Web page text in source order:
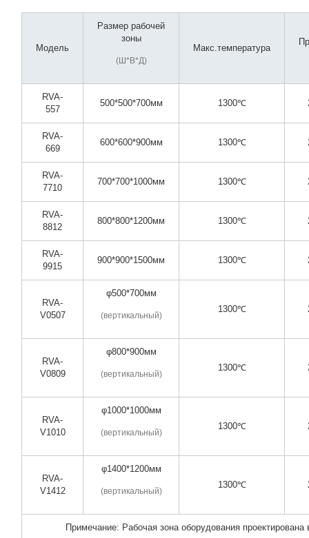
Модель
Размер рабочей
зоны
(Ш*В*Д)
Макс.температура
RVA-
557
500*500*700мм 1300℃
RVA-
669
600*600*900мм 1300℃
RVA-
7710
700*700*1000мм 1300℃
RVA-
8812
800*800*1200мм 1300℃
RVA-
9915
900*900*1500мм 1300℃
RVA-
V0507
φ500*700мм
(вертикальный)
1300℃
RVA-
V0809
φ800*900мм
(вертикальный)
1300℃
RVA-
V1010
φ1000*1000мм
(вертикальный)
1300℃
RVA-
V1412
φ1400*1200мм
(вертикальный)
1300℃
Примечание: Рабочая зона оборудования проектирована